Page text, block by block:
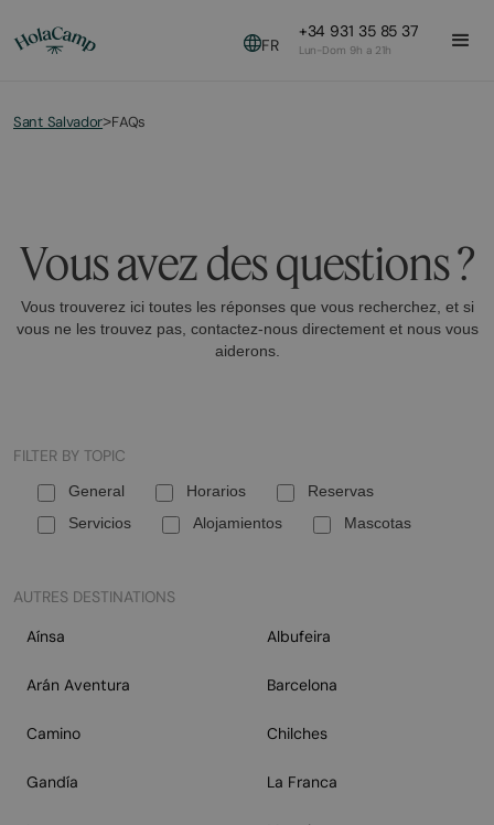
FR
+34 931 35 85 37
Lun-Dom 9h a 21h
Sant Salvador>FAQs
Vous avez des questions ?
Vous trouverez ici toutes les réponses que vous recherchez, et si
vous ne les trouvez pas, contactez-nous directement et nous vous
aiderons.
FILTER BY TOPIC
General Horarios
Reservas
Servicios
Alojamientos Mascotas
AUTRES DESTINATIONS
Aínsa
Albufeira
Arán Aventura Barcelona
Camino Chilches
Gandía La Franca